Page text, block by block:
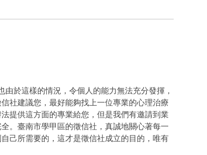
於這樣的情況，令個人的能力無法充分發揮，
社建議您，最好能夠找上一位專業的心理治療
提供這方面的專業給您，但是我們有邀請到業
。臺南市學甲區的徵信社，真誠地關心著每一
己所需要的，這才是徵信社成立的目的，唯有